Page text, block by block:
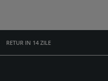
RETUR IN 14 ZILE